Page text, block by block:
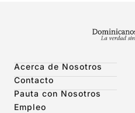
Acerca de Nosotros
Contacto
Pauta con Nosotros
Empleo